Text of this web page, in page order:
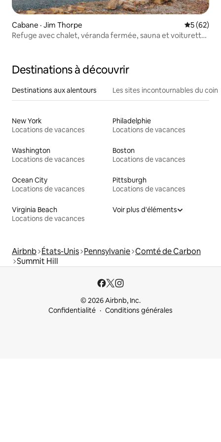
Cabane · Jim Thorpe Note
5 (62)
Refuge avec chalet, véranda fermée, sauna et voiturette
Destinations à découvrir
Destinations aux alentours Les sites incontournables du coin
New York
Locations de vacances
Philadelphie
Locations de vacances
Washington
Locations de vacances
Boston
Locations de vacances
Ocean City
Locations de vacances
Pittsburgh
Locations de vacances
Virginia Beach
Locations de vacances
Voir plus d'éléments
Airbnb États-Unis Pennsylvanie Comté de Carbon
Summit Hill
© 2026 Airbnb, Inc.
Confidentialité
Conditions générales